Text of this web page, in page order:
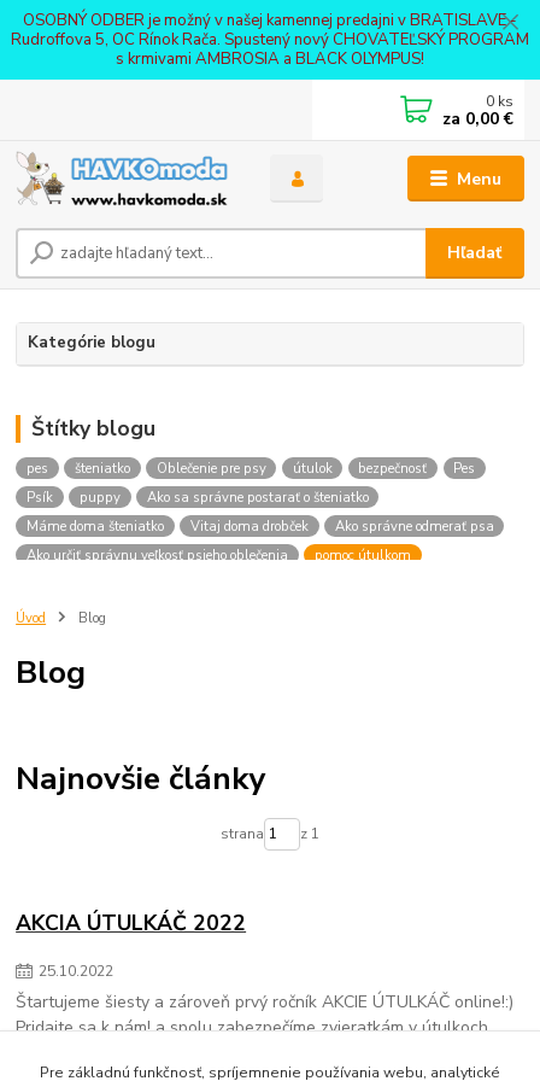
OSOBNÝ ODBER je možný v našej kamennej predajni v BRATISLAVE -
Rudroffova 5, OC Rínok Rača. Spustený nový CHOVATEĽSKÝ PROGRAM
s krmivami AMBROSIA a BLACK OLYMPUS!
Menu
Hľadať
0 ks
za 0,00 €
Kategórie blogu
Štítky blogu
pes šteniatko Oblečenie pre psy útulok bezpečnosť
Pes
Psík
puppy
Ako sa správne postarať o šteniatko
Máme doma šteniatko
Vitaj doma drobček
Ako správne odmerať psa
Ako určiť správnu veľkosť psieho oblečenia
pomoc útulkom
cestovanie
vianocevútulku
Úvod Blog
Blog
Najnovšie články
strana z 1
AKCIA ÚTULKÁČ 2022
25.10.2022
Štartujeme šiesty a zároveň prvý ročník AKCIE ÚTULKÁČ online!:)
Pridajte sa k nám! a spolu zabezpečíme zvieratkám v útulkoch
Pre základnú funkčnosť, spríjemnenie používania webu, analytické